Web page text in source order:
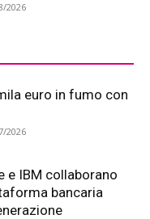
2026
euro in fumo con
2026
e IBM collaborano
bancaria